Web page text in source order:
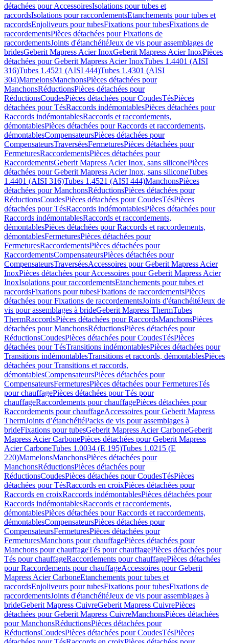
détachées pour AccessoiresIsolations pour tubes et
raccordsIsolations pour raccordementsEtanchements pour tubes et
raccordsEnjoliveurs pour tubesFixations pour tubesFixations de
raccordementsPièces détachées pour Fixations de
raccordementsJoints d'étanchéitéJeux de vis pour assemblages de
bridesGeberit Mapress Acier InoxGeberit Mapress Acier InoxPièces
détachées pour Geberit Mapress Acier InoxTubes 1.4401 (AISI
316)Tubes 1.4521 (AISI 444)Tubes 1.4301 (AISI
304)MamelonsManchonsPièces détachées pour
ManchonsRéductionsPièces détachées pour
RéductionsCoudesPièces détachées pour CoudesTésPièces
détachées pour TésRaccords indémontablesPièces détachées pour
Raccords indémontablesRaccords et raccordements,
démontablesPièces détachées pour Raccords et raccordements,
démontablesCompensateursPièces détachées pour
CompensateursTraverséesFermeturesPièces détachées pour
FermeturesRaccordementsPièces détachées pour
RaccordementsGeberit Mapress Acier Inox, sans siliconePièces
détachées pour Geberit Mapress Acier Inox, sans siliconeTubes
1.4401 (AISI 316)Tubes 1.4521 (AISI 444)ManchonsPièces
détachées pour ManchonsRéductionsPièces détachées pour
RéductionsCoudesPièces détachées pour CoudesTésPièces
détachées pour TésRaccords indémontablesPièces détachées pour
Raccords indémontablesRaccords et raccordements,
démontablesPièces détachées pour Raccords et raccordements,
démontablesFermeturesPièces détachées pour
FermeturesRaccordementsPièces détachées pour
RaccordementsCompensateursPièces détachées pour
CompensateursTraverséesAccessoires pour Geberit Mapress Acier
InoxPièces détachées pour Accessoires pour Geberit Mapress Acier
InoxIsolations pour raccordementsEtanchements pour tubes et
raccordsFixations pour tubesFixations de raccordementsPièces
détachées pour Fixations de raccordementsJoints d'étanchéitéJeux de
vis pour assemblages à brideGeberit Mapress ThermTubes
ThermRaccordsPièces détachées pour RaccordsManchonsPièces
détachées pour ManchonsRéductionsPièces détachées pour
RéductionsCoudesPièces détachées pour CoudesTésPièces
détachées pour TésTransitions indémontablesPièces détachées pour
Transitions indémontablesTransitions et raccords, démontablesPièces
détachées pour Transitions et raccords,
démontablesCompensateursPièces détachées pour
CompensateursFermeturesPièces détachées pour FermeturesTés
pour chauffagePièces détachées pour Tés pour
chauffageRaccordements pour chauffagePièces détachées pour
Raccordements pour chauffageAccessoires pour Geberit Mapress
ThermJoints d’étanchéitéPacks de vis pour assemblages à
brideFixations pour tubesGeberit Mapress Acier CarboneGeberit
Mapress Acier CarbonePièces détachées pour Geberit Mapress
Acier CarboneTubes 1.0034 (E 195)Tubes 1.0215 (E
220)MamelonsManchonsPièces détachées pour
ManchonsRéductionsPièces détachées pour
RéductionsCoudesPièces détachées pour CoudesTésPièces
détachées pour TésRaccords en croixPièces détachées pour
Raccords en croixRaccords indémontablesPièces détachées pour
Raccords indémontablesRaccords et raccordements,
démontablesPièces détachées pour Raccords et raccordements,
démontablesCompensateursPièces détachées pour
CompensateursFermeturesPièces détachées pour
FermeturesManchons pour chauffagePièces détachées pour
Manchons pour chauffageTés pour chauffagePièces détachées pour
Tés pour chauffageRaccordements pour chauffagePièces détachées
pour Raccordements pour chauffageAccessoires pour Geberit
Mapress Acier CarboneEtanchements pour tubes et
raccordsEnjoliveurs pour tubesFixations pour tubesFixations de
raccordementsJoints d'étanchéitéJeux de vis pour assemblages à
brideGeberit Mapress CuivreGeberit Mapress CuivrePièces
détachées pour Geberit Mapress CuivreManchonsPièces détachées
pour ManchonsRéductionsPièces détachées pour
RéductionsCoudesPièces détachées pour CoudesTésPièces